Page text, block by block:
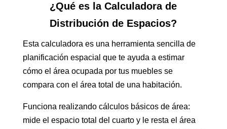
¿Qué es la Calculadora de
Distribución de Espacios?
Esta calculadora es una herramienta sencilla de
planificación espacial que te ayuda a estimar
cómo el área ocupada por tus muebles se
compara con el área total de una habitación.
Funciona realizando cálculos básicos de área:
mide el espacio total del cuarto y le resta el área